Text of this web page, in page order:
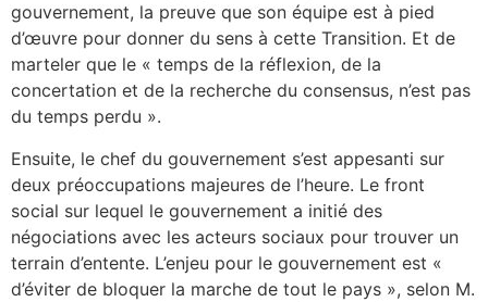
gouvernement, la preuve que son équipe est à pied
d’œuvre pour donner du sens à cette Transition. Et de
marteler que le « temps de la réflexion, de la
concertation et de la recherche du consensus, n’est pas
du temps perdu ».
Ensuite, le chef du gouvernement s’est appesanti sur
deux préoccupations majeures de l’heure. Le front
social sur lequel le gouvernement a initié des
négociations avec les acteurs sociaux pour trouver un
terrain d’entente. L’enjeu pour le gouvernement est «
d’éviter de bloquer la marche de tout le pays », selon M.